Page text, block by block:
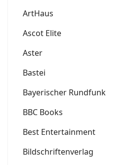
ArtHaus
Ascot Elite
Aster
Bastei
Bayerischer Rundfunk
BBC Books
Best Entertainment
Bildschriftenverlag